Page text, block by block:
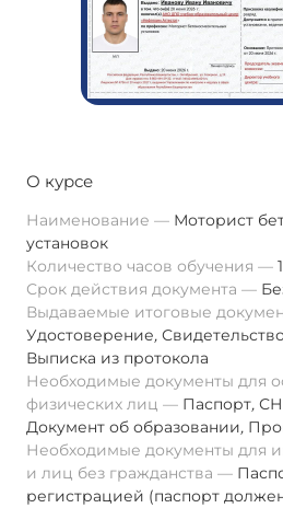
О курсе
Наименование
Моторист
установок
Количество часов обучения
Срок действия документа
Выдаваемые итоговые
Удостоверение,
Выписка из протокола
Необходимые документы для
физических лиц
Паспорт,
Документ об образовании,
Необходимые документы для
и лиц без гражданства
регистрацией (паспорт